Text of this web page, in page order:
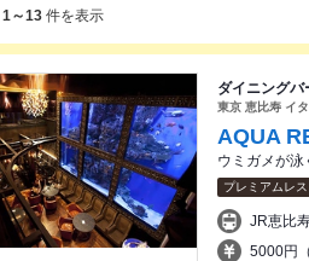
1～13 件を表示
ダイニング
東京 恵比寿 イ
AQUA
ウミガメが泳
プレミアムレ
5000円